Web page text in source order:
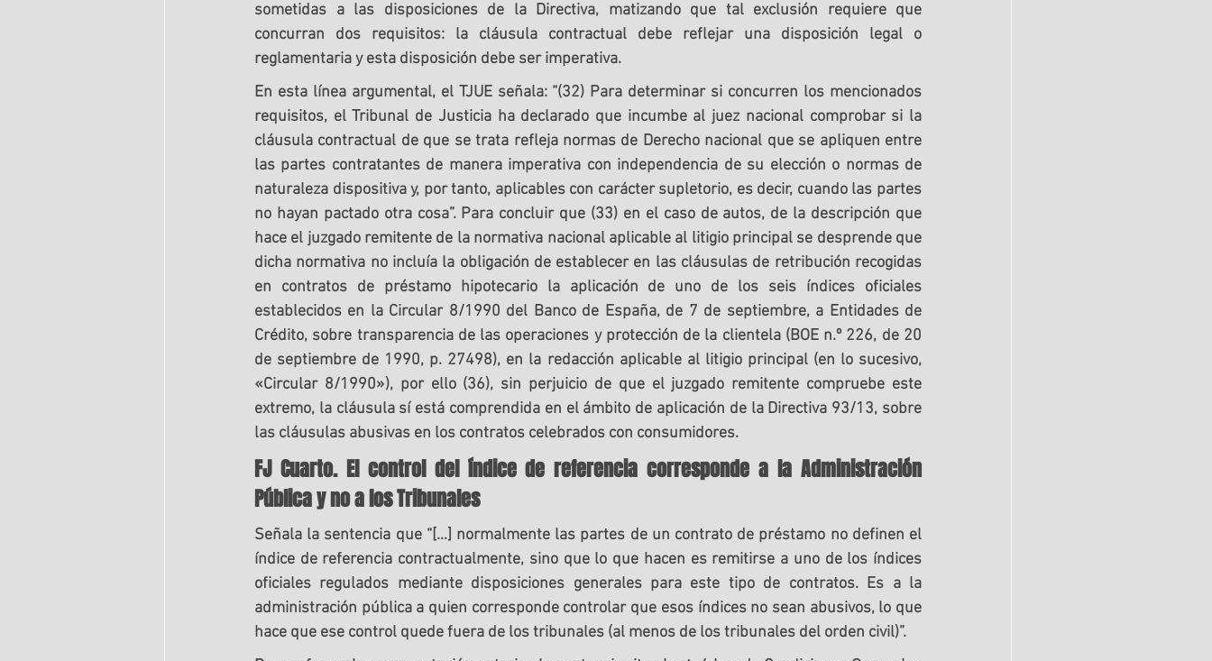
sometidas a las disposiciones de la Directiva, matizando que tal exclusión requiere que
concurran dos requisitos: la cláusula contractual debe reflejar una disposición legal o
reglamentaria y esta disposición debe ser imperativa.
En esta línea argumental, el TJUE señala: “(32) Para determinar si concurren los mencionados
requisitos, el Tribunal de Justicia ha declarado que incumbe al juez nacional comprobar si la
cláusula contractual de que se trata refleja normas de Derecho nacional que se apliquen entre
las partes contratantes de manera imperativa con independencia de su elección o normas de
naturaleza dispositiva y, por tanto, aplicables con carácter supletorio, es decir, cuando las partes
no hayan pactado otra cosa”. Para concluir que (33) en el caso de autos, de la descripción que
hace el juzgado remitente de la normativa nacional aplicable al litigio principal se desprende que
dicha normativa no incluía la obligación de establecer en las cláusulas de retribución recogidas
en contratos de préstamo hipotecario la aplicación de uno de los seis índices oficiales
establecidos en la Circular 8/1990 del Banco de España, de 7 de septiembre, a Entidades de
Crédito, sobre transparencia de las operaciones y protección de la clientela (BOE n.º 226, de 20
de septiembre de 1990, p. 27498), en la redacción aplicable al litigio principal (en lo sucesivo,
«Circular 8/1990»), por ello (36), sin perjuicio de que el juzgado remitente compruebe este
extremo, la cláusula sí está comprendida en el ámbito de aplicación de la Directiva 93/13, sobre
las cláusulas abusivas en los contratos celebrados con consumidores.
FJ Cuarto. El control del índice de referencia corresponde a la Administración
Pública y no a los Tribunales
Señala la sentencia que “[…] normalmente las partes de un contrato de préstamo no definen el
índice de referencia contractualmente, sino que lo que hacen es remitirse a uno de los índices
oficiales regulados mediante disposiciones generales para este tipo de contratos. Es a la
administración pública a quien corresponde controlar que esos índices no sean abusivos, lo que
hace que ese control quede fuera de los tribunales (al menos de los tribunales del orden civil)”.